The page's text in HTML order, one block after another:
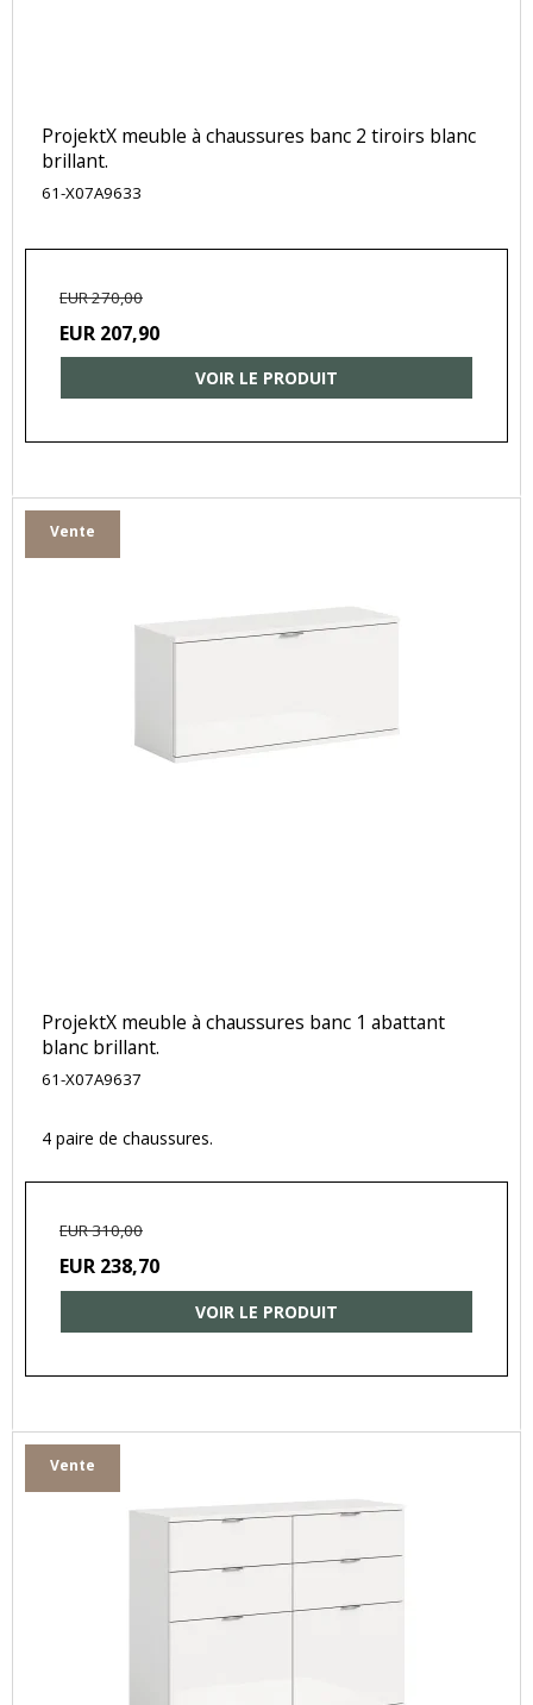
ProjektX meuble à chaussures banc 2 tiroirs blanc
brillant.
61-X07A9633
EUR 270,00
EUR 207,90
VOIR LE PRODUIT
Vente
ProjektX meuble à chaussures banc 1 abattant
blanc brillant.
61-X07A9637
4 paire de chaussures.
EUR 310,00
EUR 238,70
VOIR LE PRODUIT
Vente